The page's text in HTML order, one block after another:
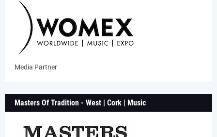
Media Partner
Masters Of Tradition - West | Cork | Music